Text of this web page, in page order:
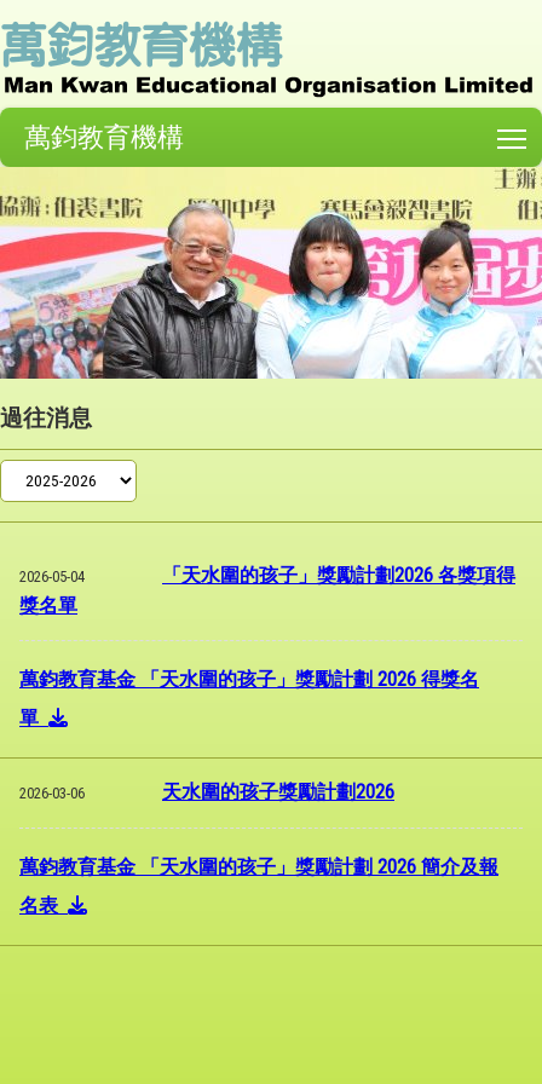
萬鈞教育機構
過往消息
2026-05-04
「天水圍的孩子」獎勵計劃2026 各獎項得
獎名單
萬鈞教育基金 「天水圍的孩子」獎勵計劃 2026 得獎名
單
2026-03-06 天水圍的孩子獎勵計劃2026
萬鈞教育基金 「天水圍的孩子」獎勵計劃 2026 簡介及報
名表